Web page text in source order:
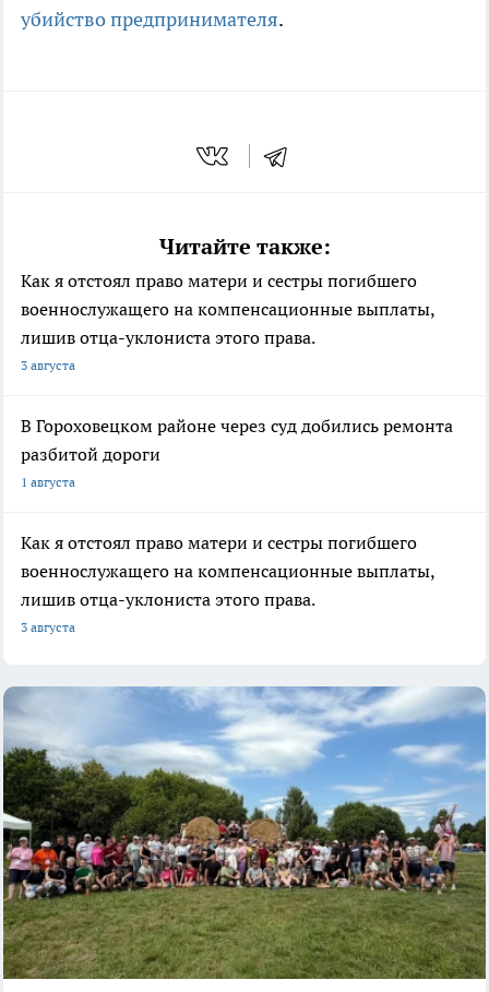
убийство предпринимателя.
Читайте также:
Как я отстоял право матери и сестры погибшего
военнослужащего на компенсационные выплаты,
лишив отца-уклониста этого права.
3 августа
В Гороховецком районе через суд добились ремонта
разбитой дороги
1 августа
Как я отстоял право матери и сестры погибшего
военнослужащего на компенсационные выплаты,
лишив отца-уклониста этого права.
3 августа